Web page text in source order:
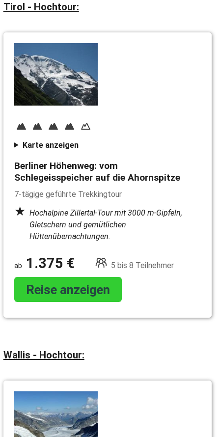
Tirol - Hochtour:
Karte anzeigen
Berliner Höhenweg: vom
Schlegeisspeicher auf die Ahornspitze
7-tägige geführte Trekkingtour
Hochalpine Zillertal-Tour mit 3000 m-Gipfeln,
Gletschern und gemütlichen
Hüttenübernachtungen.
1.375 € 5 bis 8 Teilnehmer
Reise anzeigen
Wallis - Hochtour: